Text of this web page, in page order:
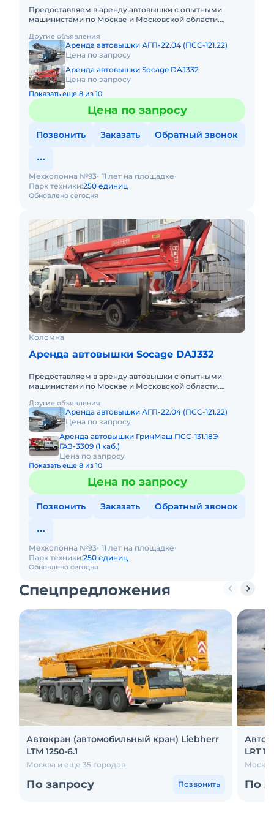
Предоставляем в аренду автовышки с опытными
машинистами по Москве и Московской области.
(почасовой, посменный) При
Другие объявления
Аренда автовышки АГП-22.04 (ПСС-121.22)
Цена по запросу
Аренда автовышки Socage DAJ332
Цена по запросу
Показать еще 8 из 10
Цена по запросу
Позвонить Заказать Обратный звонок
Обновлено сегодня
Мехколонна №93 11 лет на площадке
Парк техники:250 единиц
Коломна
Аренда автовышки Socage DAJ332
Предоставляем в аренду автовышки с опытными
машинистами по Москве и Московской области.
(почасовой, посменный) При
Другие объявления
Аренда автовышки АГП-22.04 (ПСС-121.22)
Цена по запросу
Аренда автовышки ГринМаш ПСС-131.18Э
ГАЗ-3309 (1 каб.)
Цена по запросу
Показать еще 8 из 10
Цена по запросу
Позвонить Заказать Обратный звонок
Обновлено сегодня
Мехколонна №93 11 лет на площадке
Парк техники:250 единиц
Спецпредложения
Автокран (автомобильный кран) Liebherr
LTM 1250-6.1
Москва и еще 35 городов
По запросу Позвонить
LRT
По